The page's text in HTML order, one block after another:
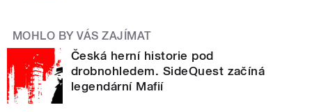
MOHLO BY VÁS ZAJÍMAT
Česká herní historie pod
drobnohledem. SideQuest začíná
legendární Mafií